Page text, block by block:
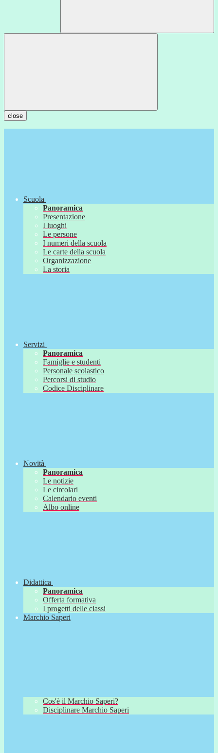
close
Scuola
Panoramica
Presentazione
I luoghi
Le persone
I numeri della scuola
Le carte della scuola
Organizzazione
La storia
Servizi
Panoramica
Famiglie e studenti
Personale scolastico
Percorsi di studio
Codice Disciplinare
Novità
Panoramica
Le notizie
Le circolari
Calendario eventi
Albo online
Didattica
Panoramica
Offerta formativa
I progetti delle classi
Marchio Saperi
Cos'è il Marchio Saperi?
Disciplinare Marchio Saperi